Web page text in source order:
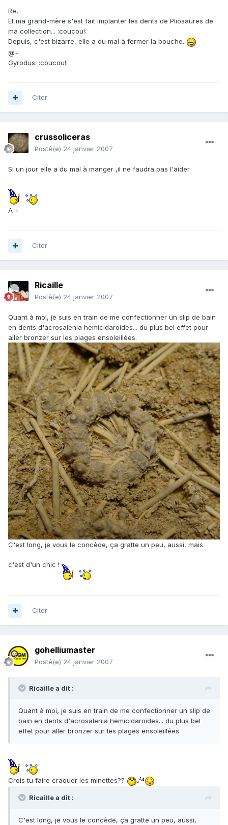
Re,
Et ma grand-mère s'est fait implanter les dents de Pliosaures de
ma collection... :coucou!:
Depuis, c'est bizarre, elle a du mal à fermer la bouche.
@+.
Gyrodus. :coucou!:
Citer
crussoliceras
Posté(e) 24 janvier 2007
Si un jour elle a du mal à manger ,il ne faudra pas l'aider
A +
Citer
Ricaille
Posté(e) 24 janvier 2007
Quant à moi, je suis en train de me confectionner un slip de bain
en dents d'acrosalenia hemicidaroides... du plus bel effet pour
aller bronzer sur les plages ensoleillées.
C'est long, je vous le concède, ça gratte un peu, aussi, mais
c'est d'un chic !
Citer
gohelliumaster
Posté(e) 24 janvier 2007
Ricaille a dit :
Quant à moi, je suis en train de me confectionner un slip de
bain en dents d'acrosalenia hemicidaroides... du plus bel
effet pour aller bronzer sur les plages ensoleillées.
Crois tu faire craquer les minettes??
Ricaille a dit :
C'est long, je vous le concède, ça gratte un peu, aussi,